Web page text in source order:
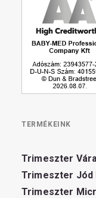
TERMÉKEINK
Trimeszter
Trimeszter Jód
Trimeszter